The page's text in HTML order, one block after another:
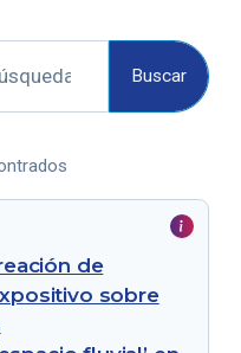
Buscar
de
sobre